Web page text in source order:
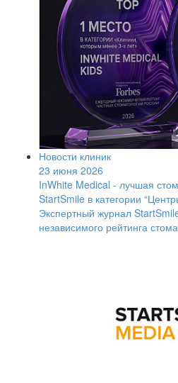
Новости клиник
23 июня 2026
InWhite Medical - лучшая
StartSmile в категории
Экспертный журнал
независимого рейтинга